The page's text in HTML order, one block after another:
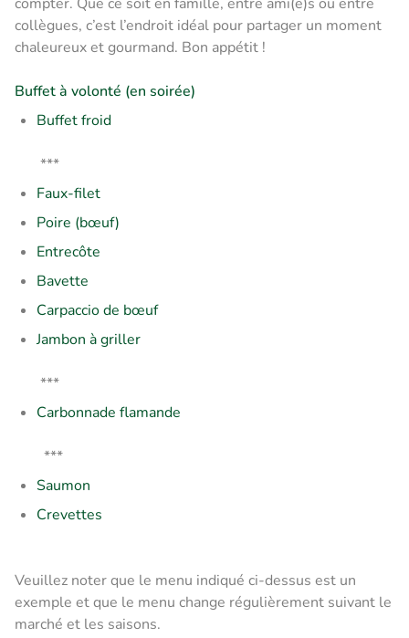
collègues, c’est l’endroit idéal pour partager un moment
chaleureux et gourmand. Bon appétit !
Buffet à volonté (en soirée)
Buffet froid
***
Faux-filet
Poire (bœuf)
Entrecôte
Bavette
Carpaccio de bœuf
Jambon à griller
***
Carbonnade flamande
***
Saumon
Crevettes
Veuillez noter que le menu indiqué ci-dessus est un
exemple et que le menu change régulièrement suivant le
marché et les saisons.